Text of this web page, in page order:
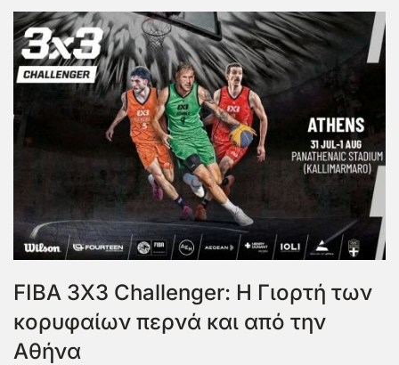
FIBA 3X3 Challenger: Η Γιορτή των
κορυφαίων περνά και από την
Αθήνα